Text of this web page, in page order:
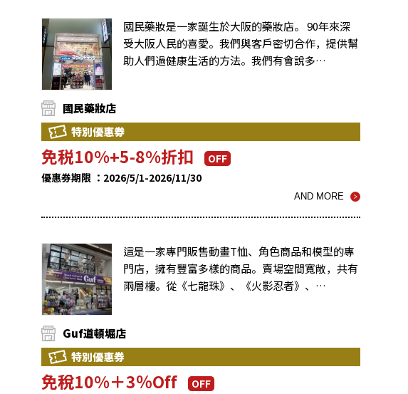
國民藥妝是一家誕生於大阪的藥妝店。 90年來深
受大阪人民的喜愛。我們與客戶密切合作，提供幫
助人們過健康生活的方法。我們有會說多…
國民藥妝店
特別優惠劵
免税10%+5-8%折扣
OFF
優惠券期限 ：2026/5/1-2026/11/30
AND MORE
這是一家專門販售動畫T恤、角色商品和模型的專
門店，擁有豐富多樣的商品。賣場空間寬敞，共有
兩層樓。從《七龍珠》、《火影忍者》、…
Guf道頓堀店
特別優惠券
免稅10%＋3％Off
OFF